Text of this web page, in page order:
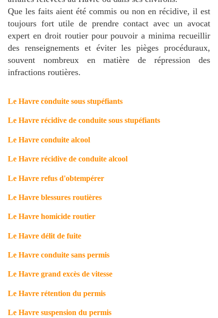
Que les faits aient été commis ou non en récidive, il est
toujours fort utile de prendre contact avec un avocat
expert en droit routier pour pouvoir a minima recueillir
des renseignements et éviter les pièges procéduraux,
souvent nombreux en matière de répression des
infractions routières.
Le Havre conduite sous stupéfiants
Le Havre récidive de conduite sous stupéfiants
Le Havre conduite alcool
Le Havre récidive de conduite alcool
Le Havre refus d'obtempérer
Le Havre blessures routières
Le Havre homicide routier
Le Havre délit de fuite
Le Havre conduite sans permis
Le Havre grand excès de vitesse
Le Havre rétention du permis
Le Havre suspension du permis